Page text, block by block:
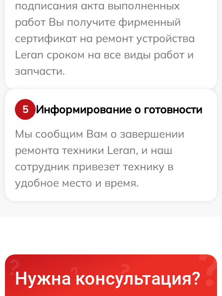
подписания акта выполненных
работ Вы получите фирменный
сертификат на ремонт устройства
Leran сроком на все виды работ и
запчасти.
5
Информирование о готовности
Мы сообщим Вам о завершении
ремонта техники Leran, и наш
сотрудник привезет технику в
удобное место и время.
Нужна консультация?